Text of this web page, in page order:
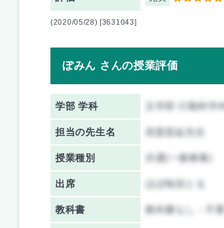
(2020/05/28) [3631043]
ぽみん さんの授業評価
学部 学科 文学部 行動科学科
担当の先生名 高梨直紘先生
授業種別 共通(一般教養)
出席 ほぼ毎回とる
教科書 教科書なし・不要